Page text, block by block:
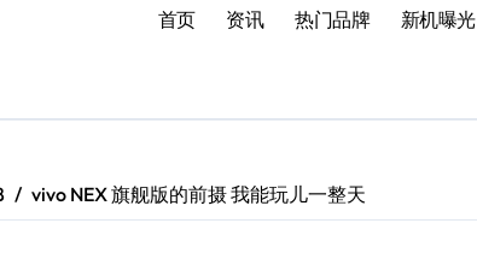
在手，智享生活，资讯秒握无遗漏！
功能解锁，优惠速递不容错过！
体验：折叠新境，科技魅力一掌尽握！
来袭！最新资讯+玩机技巧一网打尽
首页 资讯 热门品牌 新机曝光
vivo NEX 旗舰版的前摄 我能玩儿一整天